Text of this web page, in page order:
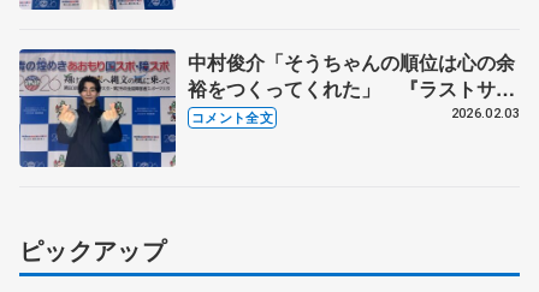
中村俊介「そうちゃんの順位は心の余
裕をつくってくれた」 『ラストサム
ライ』で表現したいことは? 【国民
コメント全文 2026.02.03
ピックアップ